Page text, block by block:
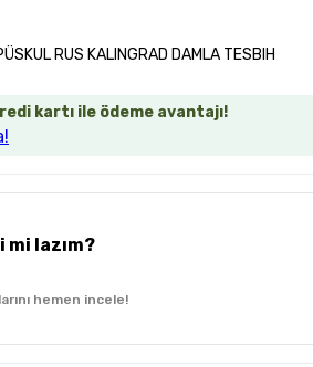
RUS KALINGRAD DAMLA TESBIH
kartı ile ödeme avantajı!
lazım?
hemen incele!